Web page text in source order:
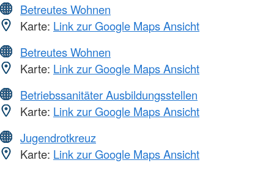
Betreutes Wohnen
Karte: Link zur Google Maps Ansicht
Betreutes Wohnen
Karte: Link zur Google Maps Ansicht
Betriebssanitäter Ausbildungsstellen
Karte: Link zur Google Maps Ansicht
Jugendrotkreuz
Karte: Link zur Google Maps Ansicht